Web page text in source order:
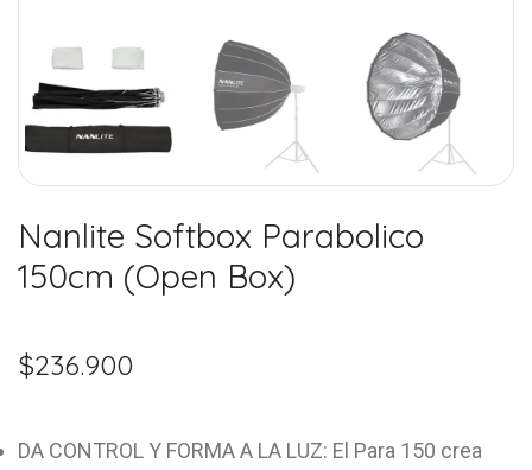
Nanlite Softbox Parabolico
150cm (Open Box)
$236.900
DA CONTROL Y FORMA A LA LUZ: El Para 150 crea